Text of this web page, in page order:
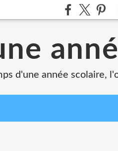
d'une année scolaire,